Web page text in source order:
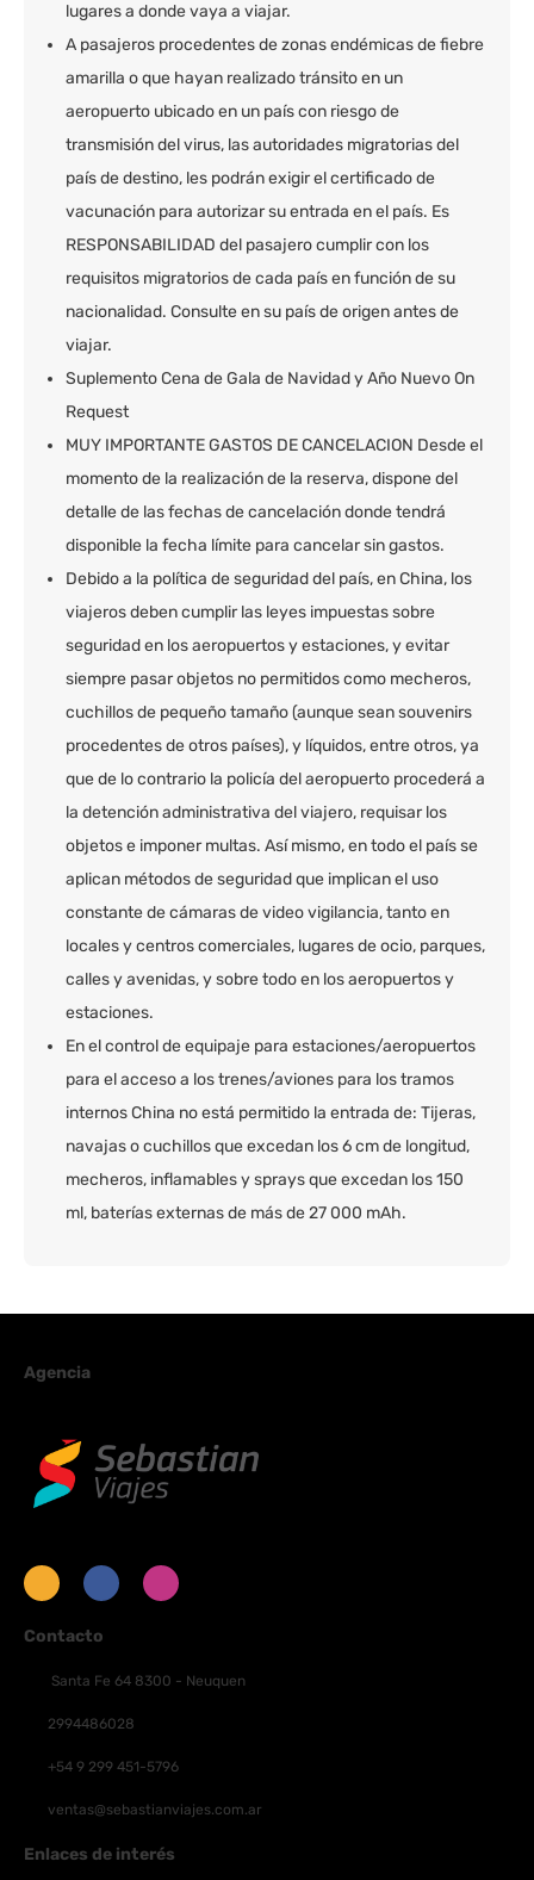
lugares a donde vaya a viajar.
A pasajeros procedentes de zonas endémicas de fiebre
amarilla o que hayan realizado tránsito en un
aeropuerto ubicado en un país con riesgo de
transmisión del virus, las autoridades migratorias del
país de destino, les podrán exigir el certificado de
vacunación para autorizar su entrada en el país. Es
RESPONSABILIDAD del pasajero cumplir con los
requisitos migratorios de cada país en función de su
nacionalidad. Consulte en su país de origen antes de
viajar.
Suplemento Cena de Gala de Navidad y Año Nuevo On
Request
MUY IMPORTANTE GASTOS DE CANCELACION Desde el
momento de la realización de la reserva, dispone del
detalle de las fechas de cancelación donde tendrá
disponible la fecha límite para cancelar sin gastos.
Debido a la política de seguridad del país, en China, los
viajeros deben cumplir las leyes impuestas sobre
seguridad en los aeropuertos y estaciones, y evitar
siempre pasar objetos no permitidos como mecheros,
cuchillos de pequeño tamaño (aunque sean souvenirs
procedentes de otros países), y líquidos, entre otros, ya
que de lo contrario la policía del aeropuerto procederá a
la detención administrativa del viajero, requisar los
objetos e imponer multas. Así mismo, en todo el país se
aplican métodos de seguridad que implican el uso
constante de cámaras de video vigilancia, tanto en
locales y centros comerciales, lugares de ocio, parques,
calles y avenidas, y sobre todo en los aeropuertos y
estaciones.
En el control de equipaje para estaciones/aeropuertos
para el acceso a los trenes/aviones para los tramos
internos China no está permitido la entrada de: Tijeras,
navajas o cuchillos que excedan los 6 cm de longitud,
mecheros, inflamables y sprays que excedan los 150
ml, baterías externas de más de 27 000 mAh.
Agencia
Contacto
Santa Fe 64 8300 - Neuquen
2994486028
+54 9 299 451-5796
ventas@sebastianviajes.com.ar
Enlaces de interés